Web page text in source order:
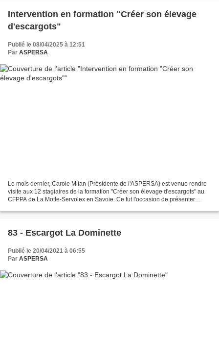
Intervention en formation "Créer son élevage
d'escargots"
Publié le 08/04/2025 à 12:51
Par ASPERSA
Le mois dernier, Carole Milan (Présidente de l'ASPERSA) est venue rendre
visite aux 12 stagiaires de la formation "Créer son élevage d'escargots" au
CFPPA de La Motte-Servolex en Savoie. Ce fut l'occasion de présenter
83 - Escargot La Dominette
Publié le 20/04/2021 à 06:55
Par ASPERSA